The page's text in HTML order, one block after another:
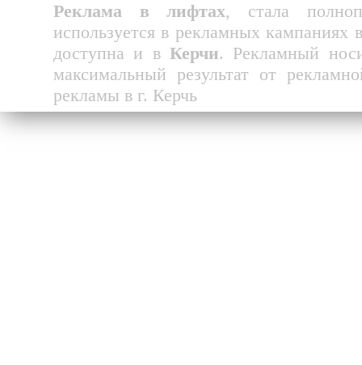
Реклама в лифтах, стала
используется в рекламных кампаниях
доступна и в Керчи. Рекламный
максимальный результат от
рекламы в г. Керчь